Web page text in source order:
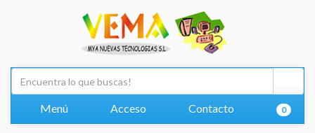
Menú Acceso Contacto 0